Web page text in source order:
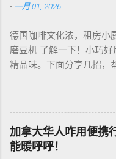
- 一月 01, 2026
德国咖啡文化浓，租房小
磨豆机 了解一下！小巧
精品味。下面分享几招，
挑磨豆机看磨芯，陶瓷
邻居可能嫌吵…… 磨豆有
咖啡机，App上查磨豆粗
次，存密封罐，早上冲杯
加拿大华人咋用便携
能暖呼呼！